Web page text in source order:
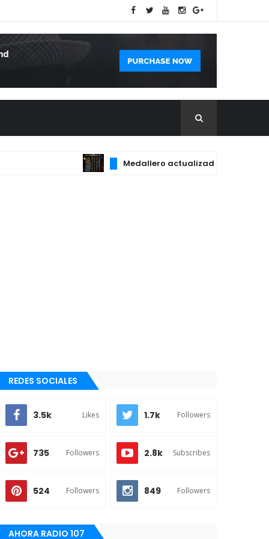
Medallero actualizado con las
REDES SOCIALES
3.5k Likes 1.7k Followers
735 Followers 2.8k Subscribes
524 Followers 849 Followers
AHORA RADIO 107